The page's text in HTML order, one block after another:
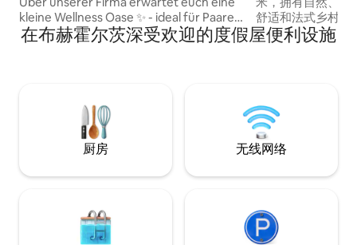
kleine Wellness Oase ✨ - ideal für Paare,
die Entspannung suchen. Der Jacuzzi ist
exklusiv für euch. Genießt die
gleichen Wellness-Erlebnis. 🤍.
舒适和法式乡村别
合度假或数字排毒
室内壁炉、40平
在布赫霍尔茨深受欢迎的度假屋便利设施
厨房 无线网络